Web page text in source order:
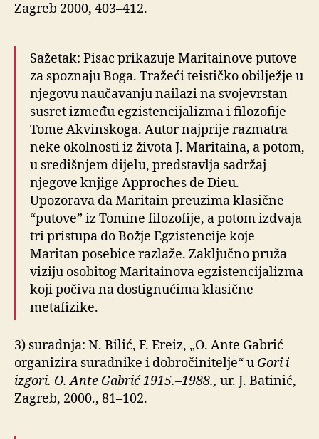
Zagreb 2000, 403–412.
Sažetak: Pisac prikazuje Maritainove putove
za spoznaju Boga. Tražeći teističko obilježje u
njegovu naučavanju nailazi na svojevrstan
susret između egzistencijalizma i filozofije
Tome Akvinskoga. Autor najprije razmatra
neke okolnosti iz života J. Maritaina, a potom,
u središnjem dijelu, predstavlja sadržaj
njegove knjige Approches de Dieu.
Upozorava da Maritain preuzima klasične
“putove” iz Tomine filozofije, a potom izdvaja
tri pristupa do Božje Egzistencije koje
Maritan posebice razlaže. Zaključno pruža
viziju osobitog Maritainova egzistencijalizma
koji počiva na dostignućima klasične
metafizike.
3) suradnja: N. Bilić, F. Ereiz, „O. Ante Gabrić
organizira suradnike i dobročinitelje“ u Gori i
izgori. O. Ante Gabrić 1915.–1988., ur. J. Batinić,
Zagreb, 2000., 81–102.